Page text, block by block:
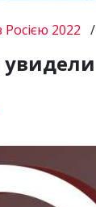
Росією 2022 /